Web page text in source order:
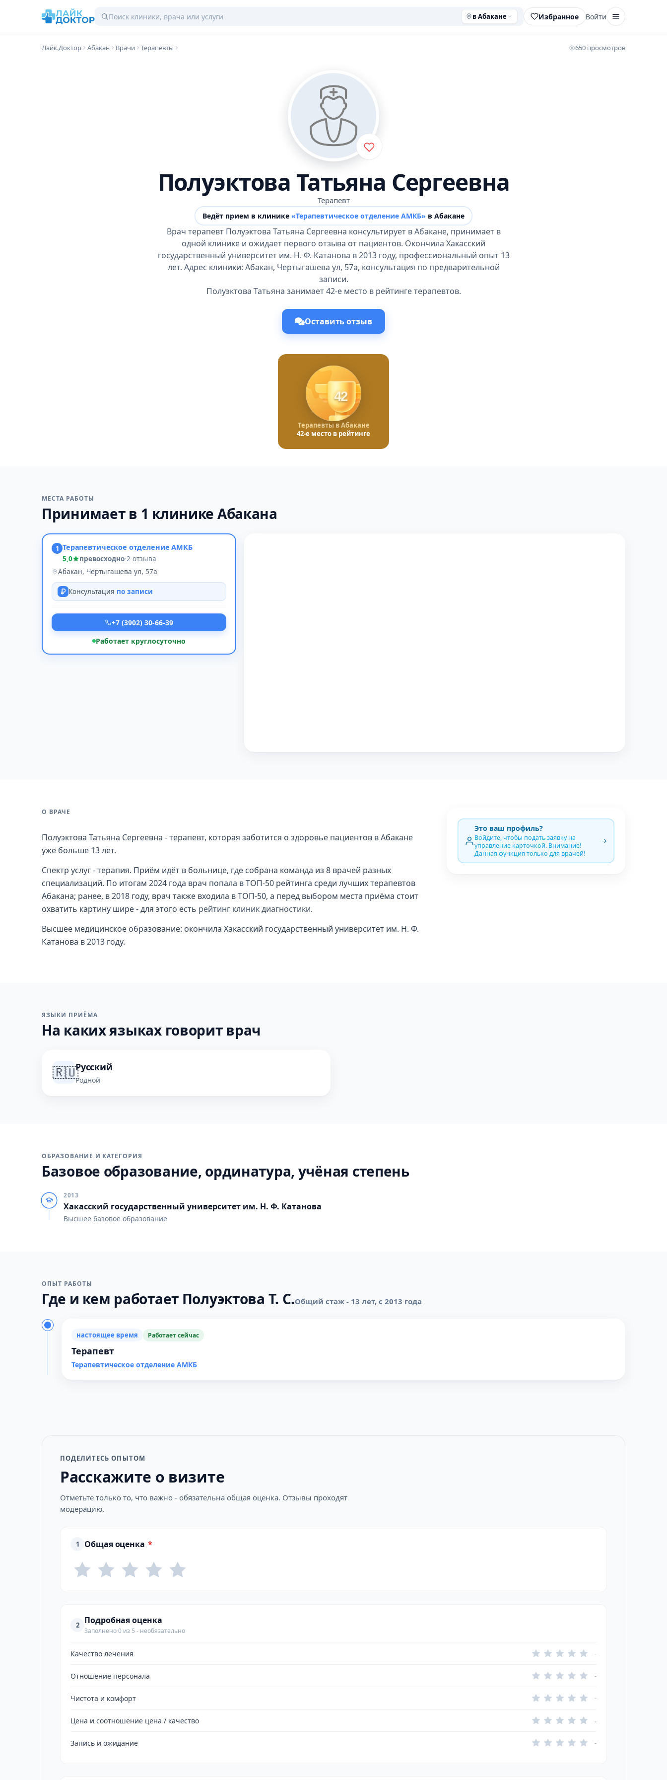
в Абакане Избранное Войти
Лайк.Доктор Абакан Врачи Терапевты 650 просмотров
Полуэктова Татьяна Сергеевна
Терапевт
Ведёт прием в клинике «Терапевтическое отделение АМКБ» в Абакане
Врач терапевт Полуэктова Татьяна Сергеевна консультирует в Абакане, принимает в
одной клинике и ожидает первого отзыва от пациентов. Окончила Хакасский
государственный университет им. Н. Ф. Катанова в 2013 году, профессиональный опыт 13
лет. Адрес клиники: Абакан, Чертыгашева ул, 57а, консультация по предварительной
записи.
Полуэктова Татьяна занимает 42-е место в рейтинге терапевтов.
Оставить отзыв
42
Терапевты в Абакане
42-е место в рейтинге
МЕСТА РАБОТЫ
Принимает в 1 клинике Абакана
1 Терапевтическое отделение АМКБ
5,0 превосходно·2 отзыва
Абакан, Чертыгашева ул, 57а
Консультация по записи
+7 (3902) 30-66-39
Работает круглосуточно
О ВРАЧЕ
Полуэктова Татьяна Сергеевна - терапевт, которая заботится о здоровье пациентов в Абакане
уже больше 13 лет.
Спектр услуг - терапия. Приём идёт в больнице, где собрана команда из 8 врачей разных
специализаций. По итогам 2024 года врач попала в ТОП-50 рейтинга среди лучших терапевтов
Абакана; ранее, в 2018 году, врач также входила в ТОП-50, а перед выбором места приёма стоит
охватить картину шире - для этого есть рейтинг клиник диагностики.
Высшее медицинское образование: окончила Хакасский государственный университет им. Н. Ф.
Катанова в 2013 году.
Это ваш профиль?
Войдите, чтобы подать заявку на
управление карточкой. Внимание!
Данная функция только для врачей!
ЯЗЫКИ ПРИЁМА
На каких языках говорит врач
🇷🇺Русский
Родной
ОБРАЗОВАНИЕ И КАТЕГОРИЯ
Базовое образование, ординатура, учёная степень
2013
Хакасский государственный университет им. Н. Ф. Катанова
Высшее базовое образование
ОПЫТ РАБОТЫ
Где и кем работает Полуэктова Т. С.Общий стаж - 13 лет, с 2013 года
настоящее время Работает сейчас
Терапевт
Терапевтическое отделение АМКБ
ПОДЕЛИТЕСЬ ОПЫТОМ
Расскажите о визите
Отметьте только то, что важно - обязательна общая оценка. Отзывы проходят
модерацию.
1 Общая оценка *
2 Подробная оценка
Заполнено 0 из 5 - необязательно
Качество лечения -
Отношение персонала -
Чистота и комфорт -
Цена и соотношение цена / качество -
Запись и ожидание -